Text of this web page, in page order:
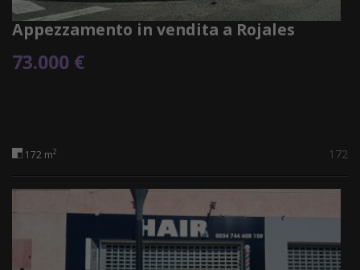
Appezzamento in vendita a Rojales
73.000 €
172 m2 172